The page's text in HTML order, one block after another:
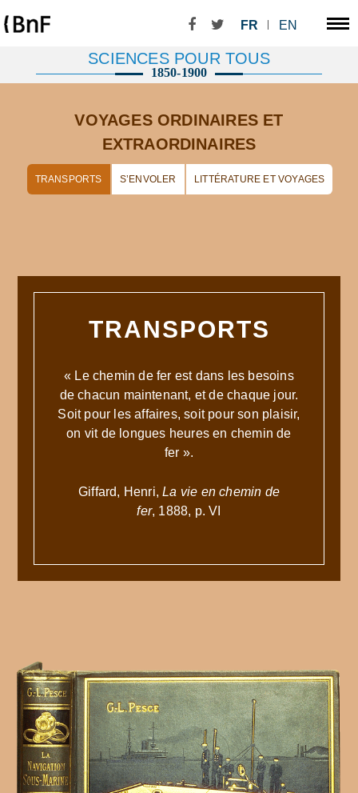
FR EN
SCIENCES POUR TOUS
1850-1900
VOYAGES ORDINAIRES ET
EXTRAORDINAIRES
TRANSPORTS S’ENVOLER LITTÉRATURE ET VOYAGES
TRANSPORTS
« Le chemin de fer est dans les besoins
de chacun maintenant, et de chaque jour.
Soit pour les affaires, soit pour son plaisir,
on vit de longues heures en chemin de
fer ».
Giffard, Henri,La vie en chemin de
fer, 1888, p. VI